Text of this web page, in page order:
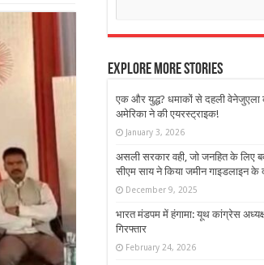
Explore More Stories
एक और युद्ध? धमाकों से दहली वेनेजुएला
अमेरिका ने की एयरस्ट्राइक!
January 3, 2026
असली सरकार वही, जो जनहित के लिए
सीएम साय ने किया जमीन गाइडलाइन के
December 9, 2025
भारत मंडपम में हंगामा: यूथ कांग्रेस
गिरफ्तार
February 24, 2026